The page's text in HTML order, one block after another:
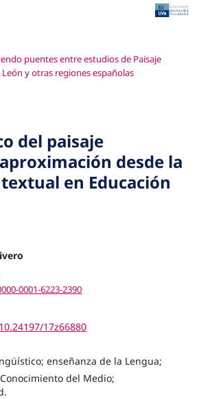
puentes entre estudios de Paisaje
y otras regiones españolas
del paisaje
desde la
en Educación
0001-6223-2390
17z66880
enseñanza de la Lengua;
del Medio;